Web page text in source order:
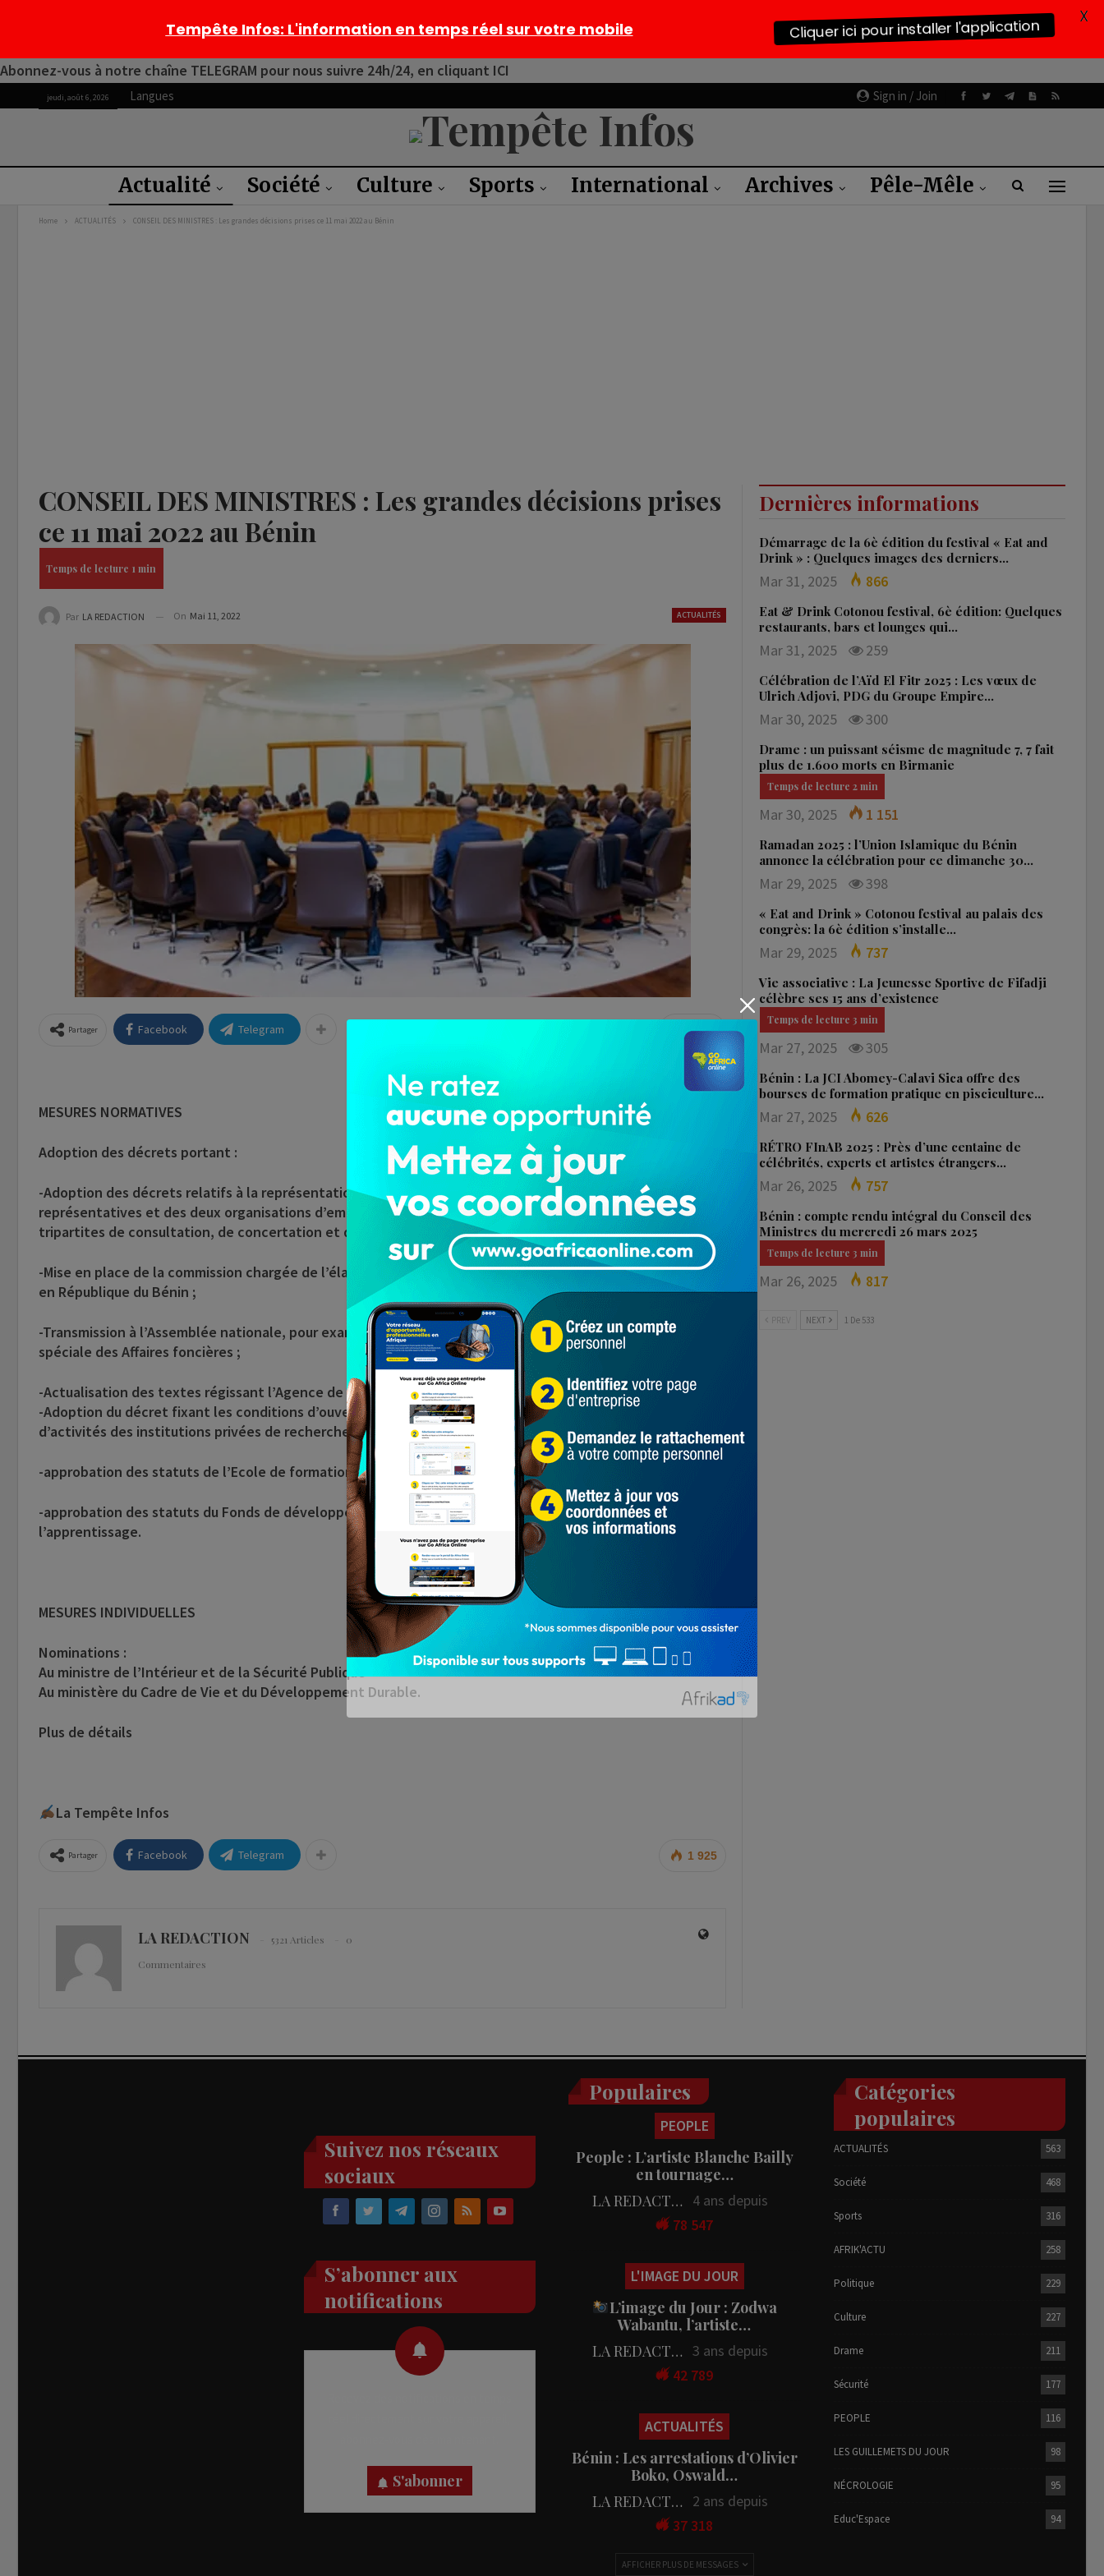
Abonnez-vous à notre chaîne TELEGRAM pour nous suivre 24h/24, en cliquant ICI
Sign in / Join
jeudi, août 6, 2026 Langues
Actualité Société Culture Sports International Archives Pêle-Mêle
Home ACTUALITÉS CONSEIL DES MINISTRES : Les grandes décisions prises ce 11 mai 2022 au Bénin
CONSEIL DES MINISTRES : Les grandes décisions prises
ce 11 mai 2022 au Bénin
ACTUALITÉS
Par LA REDACTION On Mai 11, 2022
1 925
Partager Facebook Telegram
MESURES NORMATIVES
Adoption des décrets portant :
-Adoption des décrets relatifs à la représentation des trois confédérations syndicales de travailleurs
représentatives et des deux organisations d’employeurs au sein des instances nationales bipartites et
tripartites de consultation, de concertation et de négociations collectives ;
-Mise en place de la commission chargée de l’élaboration du cadre juridique de la chefferie traditionnelle
en République du Bénin ;
-Transmission à l’Assemblée nationale, pour examen et vote, du projet de loi portant création de la Cour
spéciale des Affaires foncières ;
-Actualisation des textes régissant l’Agence de Développement de Sèmè City ;
-Adoption du décret fixant les conditions d’ouverture, d’extension, de fonctionnement et de cessation
d’activités des institutions privées de recherche scientifique et d’innovation en République du Bénin ;
-approbation des statuts de l’Ecole de formation des personnels d’encadrement de l’éducation nationale ;
-approbation des statuts du Fonds de développement de la formation professionnelle continue et de
l’apprentissage.
MESURES INDIVIDUELLES
Nominations :
Au ministre de l’Intérieur et de la Sécurité Publique
Au ministère du Cadre de Vie et du Développement Durable.
Plus de détails
La Tempête Infos
1 925
Partager Facebook Telegram
LA REDACTION 5321 Articles
0
Commentaires
Dernières informations
Démarrage de la 6è édition du festival « Eat and
Drink » : Quelques images des derniers…
Mar 31, 2025 866
Eat & Drink Cotonou festival, 6è édition: Quelques
restaurants, bars et lounges qui…
Mar 31, 2025 259
Célébration de l’Aïd El Fitr 2025 : Les vœux de
Ulrich Adjovi, PDG du Groupe Empire…
Mar 30, 2025 300
Drame : un puissant séisme de magnitude 7, 7 fait
plus de 1.600 morts en Birmanie
Mar 30, 2025 1 151
Ramadan 2025 : l’Union Islamique du Bénin
annonce la célébration pour ce dimanche 30…
Mar 29, 2025 398
« Eat and Drink » Cotonou festival au palais des
congrès: la 6è édition s’installe…
Mar 29, 2025 737
Vie associative : La Jeunesse Sportive de Fifadji
célèbre ses 15 ans d’existence
Mar 27, 2025 305
Bénin : La JCI Abomey-Calavi Sica offre des
bourses de formation pratique en pisciculture…
Mar 27, 2025 626
RÉTRO FInAB 2025 : Près d’une centaine de
célébrités, experts et artistes étrangers…
Mar 26, 2025 757
Bénin : compte rendu intégral du Conseil des
Ministres du mercredi 26 mars 2025
Mar 26, 2025 817
NEXT 1 De 533
Suivez nos réseaux
sociaux
S’abonner aux
notifications
S'abonner
Populaires
PEOPLE
People : L’artiste Blanche Bailly
en tournage…
LA REDACTION
4 ans depuis
78 547
L'IMAGE DU JOUR
L’image du Jour : Zodwa
Wabantu, l’artiste…
LA REDACTION 3 ans depuis
42 789
ACTUALITÉS
Bénin : Les arrestations d’Olivier
Boko, Oswald…
LA REDACTION
2 ans depuis
37 318
AFFICHER PLUS DE MESSAGES
Catégories
populaires
ACTUALITÉS 563
Société 468
Sports 316
AFRIK'ACTU 258
Politique 229
Culture 227
Drame 211
Sécurité 177
PEOPLE 116
LES GUILLEMETS DU JOUR 98
NÉCROLOGIE 95
Educ'Espace 94
Tempête Infos: L'information en temps réel sur votre mobile Cliquer ici pour installer l'application
X